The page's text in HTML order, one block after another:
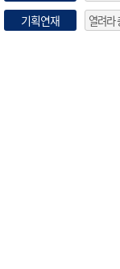
기획연재